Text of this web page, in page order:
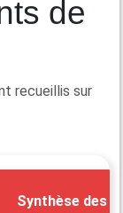
de
recueillis sur
Synthèse des